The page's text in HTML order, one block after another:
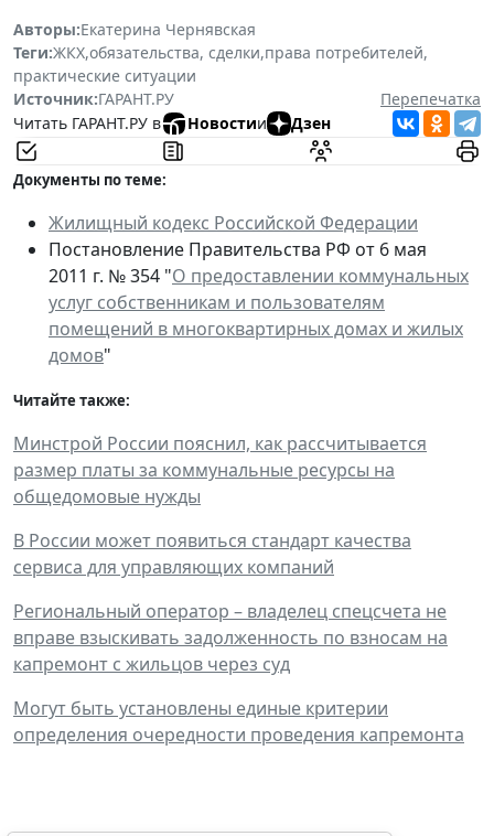
Авторы:Екатерина Чернявская
Теги:ЖКХ,обязательства, сделки,права потребителей,
практические ситуации
Источник:ГАРАНТ.РУ
Перепечатка
Читать ГАРАНТ.РУ в
Новостии Дзен
Документы по теме:
Жилищный кодекс Российской Федерации
Постановление Правительства РФ от 6 мая
2011 г. № 354 "О предоставлении коммунальных
услуг собственникам и пользователям
помещений в многоквартирных домах и жилых
домов"
Читайте также:
Минстрой России пояснил, как рассчитывается
размер платы за коммунальные ресурсы на
общедомовые нужды
В России может появиться стандарт качества
сервиса для управляющих компаний
Региональный оператор – владелец спецсчета не
вправе взыскивать задолженность по взносам на
капремонт с жильцов через суд
Могут быть установлены единые критерии
определения очередности проведения капремонта